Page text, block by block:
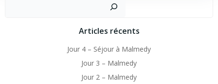
Articles récents
Jour 4 – Séjour à Malmedy
Jour 3 – Malmedy
Jour 2 – Malmedy